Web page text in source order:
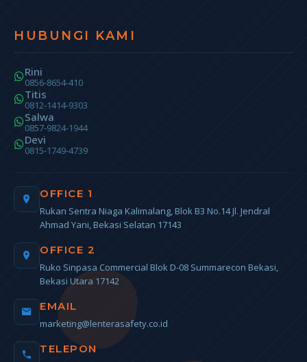
HUBUNGI KAMI
Rini
0856-8654-410
Titis
0812-1414-9303
Salwa
0857-9824-1944
Devi
0815-1749-4739
OFFICE 1
Rukan Sentra Niaga Kalimalang, Blok B3 No.14 Jl. Jendral
Ahmad Yani, Bekasi Selatan 17143
OFFICE 2
Ruko Sinpasa Commercial Blok D-08 Summarecon Bekasi,
Bekasi Utara 17142
EMAIL
marketing@lenterasafety.co.id
TELEPON